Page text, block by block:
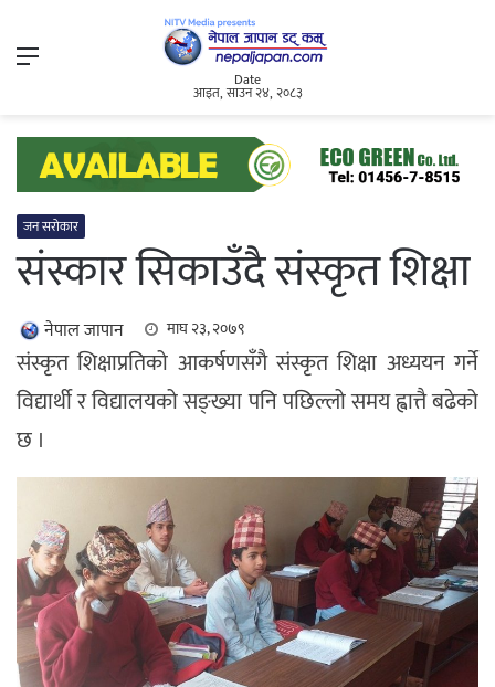
Menu
Date
आइत, साउन २४, २०८३
जन सरोकार
संस्कार सिकाउँदै संस्कृत शिक्षा
नेपाल जापान माघ २३, २०७९
संस्कृत शिक्षाप्रतिको आकर्षणसँगै संस्कृत शिक्षा अध्ययन गर्ने
विद्यार्थी र विद्यालयको सङ्ख्या पनि पछिल्लो समय ह्वात्तै बढेको
छ ।